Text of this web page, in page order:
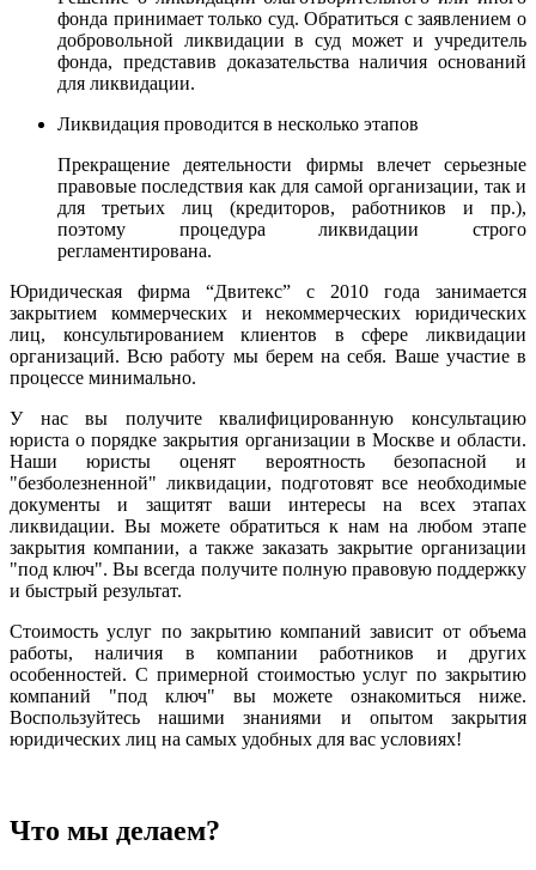
фонда принимает только суд. Обратиться с заявлением о
добровольной ликвидации в суд может и учредитель
фонда, представив доказательства наличия оснований
для ликвидации.
Ликвидация проводится в несколько этапов
Прекращение деятельности фирмы влечет серьезные
правовые последствия как для самой организации, так и
для третьих лиц (кредиторов, работников и пр.),
поэтому процедура ликвидации строго
регламентирована.
Юридическая фирма “Двитекс” с 2010 года занимается
закрытием коммерческих и некоммерческих юридических
лиц, консультированием клиентов в сфере ликвидации
организаций. Всю работу мы берем на себя. Ваше участие в
процессе минимально.
У нас вы получите квалифицированную консультацию
юриста о порядке закрытия организации в Москве и области.
Наши юристы оценят вероятность безопасной и
"безболезненной" ликвидации, подготовят все необходимые
документы и защитят ваши интересы на всех этапах
ликвидации. Вы можете обратиться к нам на любом этапе
закрытия компании, а также заказать закрытие организации
"под ключ". Вы всегда получите полную правовую поддержку
и быстрый результат.
Стоимость услуг по закрытию компаний зависит от объема
работы, наличия в компании работников и других
особенностей. С примерной стоимостью услуг по закрытию
компаний "под ключ" вы можете ознакомиться ниже.
Воспользуйтесь нашими знаниями и опытом закрытия
юридических лиц на самых удобных для вас условиях!
Что мы делаем?